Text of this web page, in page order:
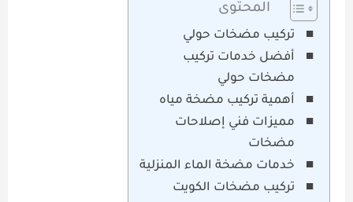
المحتوى
تركيب مضخات حولي
أفضل خدمات تركيب
مضخات حولي
أهمية تركيب مضخة مياه
مميزات فني إصلاحات
مضخات
خدمات مضخة الماء المنزلية
تركيب مضخات الكويت